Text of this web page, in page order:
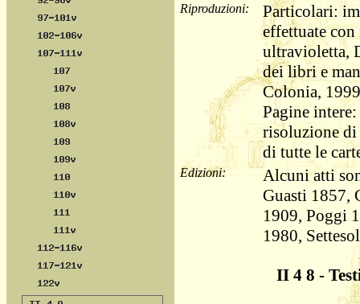
Riproduzioni:
Particolari:
effettuate
ultravioletta,
dei libri e
Colonia,
Pagine
risoluzione di
di tutte le
Edizioni:
Alcuni atti
Guasti 1857,
1909, Poggi
1980,
II 4 8 -